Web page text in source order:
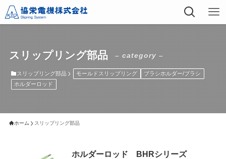
スリップリング部品 – category –
スリップリング部品 モールドスリップリング
ブラシホルダー/ブラシ
ホルダーロッド
ホーム スリップリング部品
ホルダーロッド BHRシリーズ